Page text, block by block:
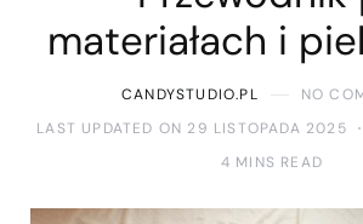
materiałach i
CANDYSTUDIO.PL
NO
LAST UPDATED ON 29 LISTOPADA 2025
4 MINS READ